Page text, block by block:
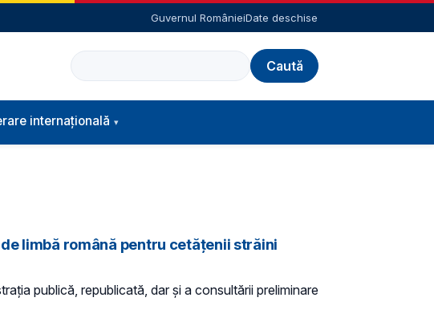
Guvernul RomânieiDate deschise
Caută
internațională
limbă română pentru cetăţenii străini
publică, republicată, dar și a consultării preliminare